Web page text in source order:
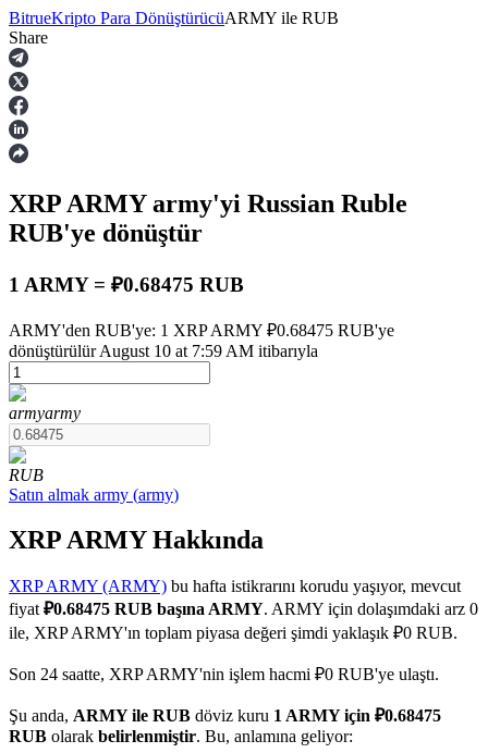
Vadeli İşlemler
USDT Vadeli İşlemleri
Teminat olarak USDT kullanan vadeli işlemler
COIN-M Vadeli İşlemleri
Kripto Para Vadeli İşlemleri
Hisse senetleri, döviz, değerli metaller ve emtia türevleri
BitrueKripto Para DönüştürücüARMY ile RUB
Share
XRP ARMYarmy'yi Russian Ruble
RUB'ye dönüştür
1 ARMY = ₽0.68475 RUB
ARMY'den RUB'ye: 1 XRP ARMY ₽0.68475 RUB'ye
dönüştürülür August 10 at 7:59 AM itibarıyla
armyarmy
RUB
Satın almak army (army)
XRP ARMY Hakkında
XRP ARMY (ARMY) bu hafta istikrarını korudu yaşıyor, mevcut
fiyat ₽0.68475 RUB başına ARMY. ARMY için dolaşımdaki arz 0
ile, XRP ARMY'ın toplam piyasa değeri şimdi yaklaşık ₽0 RUB.
Son 24 saatte, XRP ARMY'nin işlem hacmi ₽0 RUB'ye ulaştı.
Şu anda, ARMY ile RUB döviz kuru 1 ARMY için ₽0.68475
RUB olarak belirlenmiştir. Bu, anlamına geliyor: